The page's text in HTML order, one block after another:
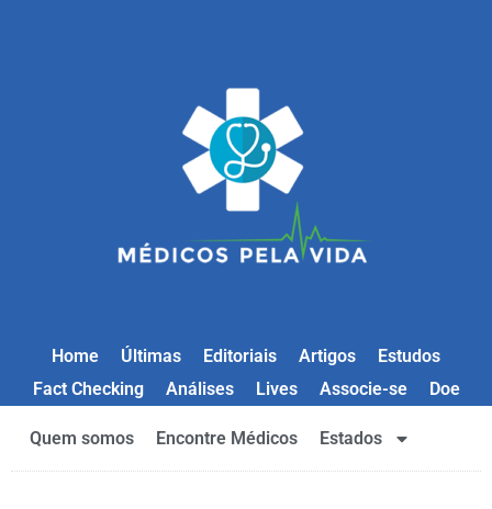
Home Últimas Editoriais Artigos
Estudos
Fact Checking
Análises Lives Associe-se Doe
Quem somos Encontre Médicos Estados